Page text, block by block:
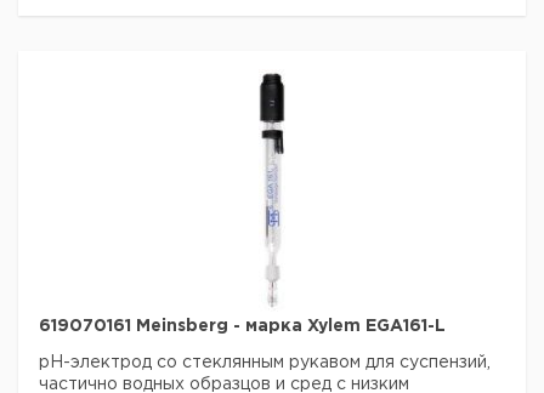
619070161 Meinsberg - марка Xylem EGA161-L
pH-электрод со стеклянным рукавом для суспензий,
частично водных образцов и сред с низким